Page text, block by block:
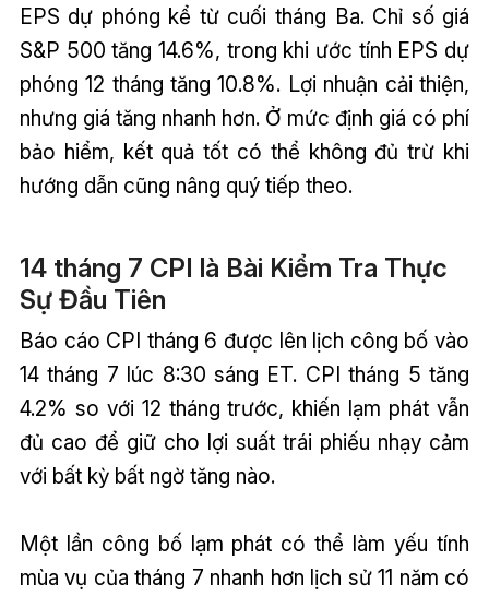
EPS dự phóng kể từ cuối tháng Ba. Chỉ số giá
S&P 500 tăng 14.6%, trong khi ước tính EPS dự
phóng 12 tháng tăng 10.8%. Lợi nhuận cải thiện,
nhưng giá tăng nhanh hơn. Ở mức định giá có phí
bảo hiểm, kết quả tốt có thể không đủ trừ khi
hướng dẫn cũng nâng quý tiếp theo.
14 tháng 7 CPI là Bài Kiểm Tra Thực
Sự Đầu Tiên
Báo cáo CPI tháng 6 được lên lịch công bố vào
14 tháng 7 lúc 8:30 sáng ET. CPI tháng 5 tăng
4.2% so với 12 tháng trước, khiến lạm phát vẫn
đủ cao để giữ cho lợi suất trái phiếu nhạy cảm
với bất kỳ bất ngờ tăng nào.
Một lần công bố lạm phát có thể làm yếu tính
mùa vụ của tháng 7 nhanh hơn lịch sử 11 năm có